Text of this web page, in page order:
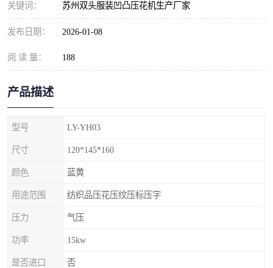
关键词： 苏州双头服装凹凸压花机生产厂家
发布日期： 2026-01-08
阅 读 量： 188
产品描述
型号 LY-YH03
尺寸 120*145*160
颜色 蓝黄
用途范围 纺织品压花压纹压标压字
压力 气压
功率 15kw
是否进口 否